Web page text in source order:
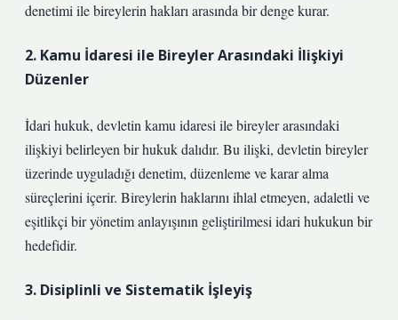
denetimi ile bireylerin hakları arasında bir denge kurar.
2. Kamu İdaresi ile Bireyler Arasındaki İlişkiyi
Düzenler
İdari hukuk, devletin kamu idaresi ile bireyler arasındaki
ilişkiyi belirleyen bir hukuk dalıdır. Bu ilişki, devletin bireyler
üzerinde uyguladığı denetim, düzenleme ve karar alma
süreçlerini içerir. Bireylerin haklarını ihlal etmeyen, adaletli ve
eşitlikçi bir yönetim anlayışının geliştirilmesi idari hukukun bir
hedefidir.
3. Disiplinli ve Sistematik İşleyiş